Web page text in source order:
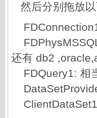
然后分别拖放
还有 db2
FDQuery1: 相